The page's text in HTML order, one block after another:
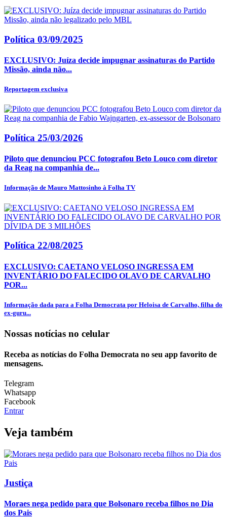
Política 03/09/2025
EXCLUSIVO: Juíza decide impugnar assinaturas do Partido
Missão, ainda não...
Reportagem exclusiva
Política 25/03/2026
Piloto que denunciou PCC fotografou Beto Louco com diretor
da Reag na companhia de...
Informação de Mauro Mattosinho à Folha TV
Política 22/08/2025
EXCLUSIVO: CAETANO VELOSO INGRESSA EM
INVENTÁRIO DO FALECIDO OLAVO DE CARVALHO
POR...
Informação dada para a Folha Democrata por Heloisa de Carvalho, filha do
ex-guru...
Nossas notícias no celular
Receba as notícias do Folha Democrata no seu app favorito de
mensagens.
Telegram
Whatsapp
Facebook
Entrar
Veja também
Justiça
Moraes nega pedido para que Bolsonaro receba filhos no Dia
dos Pais